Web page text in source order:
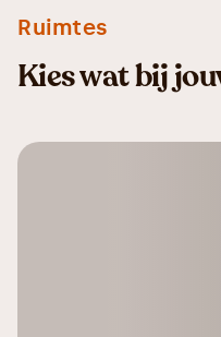
Ruimtes
Kies wat bij